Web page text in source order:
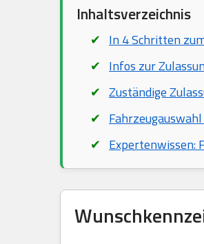
Inhaltsverzeichnis
In 4 Schritten
Infos zur
Zuständige
Expertenwissen: